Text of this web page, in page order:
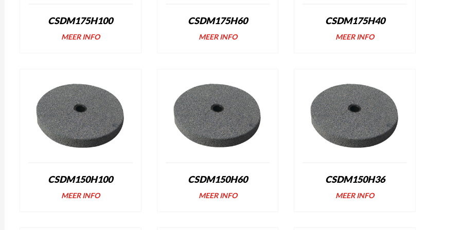
CSDM175H100
MEER INFO
CSDM175H60
MEER INFO
CSDM175H40
MEER INFO
CSDM150H100
MEER INFO
CSDM150H60
MEER INFO
CSDM150H36
MEER INFO